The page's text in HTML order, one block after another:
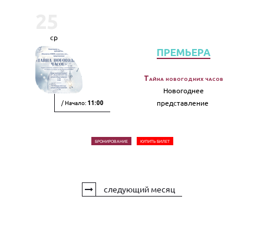
ср
/ Начало: 11:00
ПРЕМЬЕРА
Тайна новогодних часов
Новогоднее
представление
БРОНИРОВАНИЕ КУПИТЬ БИЛЕТ
следующий месяц